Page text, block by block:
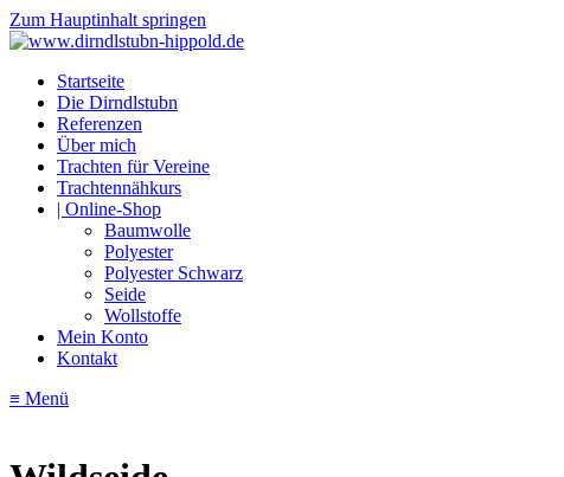
Zum Hauptinhalt springen
Startseite
Die Dirndlstubn
Referenzen
Über mich
Trachten für Vereine
Trachtennähkurs
| Online-Shop
Baumwolle
Polyester
Polyester Schwarz
Seide
Wollstoffe
Mein Konto
Kontakt
≡ Menü